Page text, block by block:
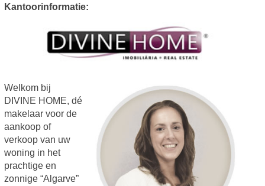
Kantoorinformatie:
Welkom bij
DIVINE HOME, dé
makelaar voor de
aankoop of
verkoop van uw
woning in het
prachtige en
zonnige “Algarve”